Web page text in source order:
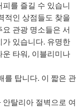
를 즐길 수 있습니
적인 상점들도 찾을
관광 명소들은 서
있습니다. 유명한
타워, 이블리미나
를 탑니다. 이 짧은 관
탈리아 절벽으로 여